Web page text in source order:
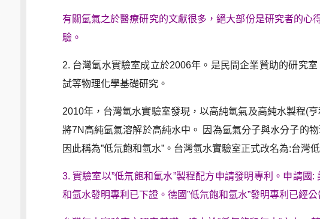
有關氫氣之於醫療研究的文獻很多，絕大部份是研究者的心
驗。
2. 台灣氫水實驗室成立於2006年。是民間企業贊助的研究
試等物理化學基礎研究。
2010年，台灣氫水實驗室發現，以高純氫氣及高純水製程(
將7N高純氫氣溶解於高純水中。 因為氫氣分子與水分子的
因此稱為”低氘飽和氫水”。台灣氫水實驗室正式改名為:台灣
3. 實驗室以”低氘飽和氫水”製程配方申請發明專利。申請
和氫水發明專利已下證。德國”低氘飽和氫水”發明專利已經